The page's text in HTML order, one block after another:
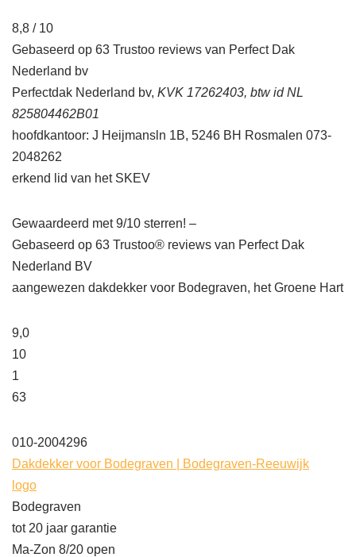
8,8 / 10
Gebaseerd op 63 Trustoo reviews van Perfect Dak
Nederland bv
Perfectdak Nederland bv, KVK 17262403, btw id NL
825804462B01
hoofdkantoor: J Heijmansln 1B, 5246 BH Rosmalen 073-
2048262
erkend lid van het SKEV
Gewaardeerd met 9/10 sterren! –
Gebaseerd op 63 Trustoo® reviews van Perfect Dak
Nederland BV
aangewezen dakdekker voor Bodegraven, het Groene Hart
9,0
10
1
63
010-2004296
Dakdekker voor Bodegraven | Bodegraven-Reeuwijk
logo
Bodegraven
tot 20 jaar garantie
Ma-Zon 8/20 open